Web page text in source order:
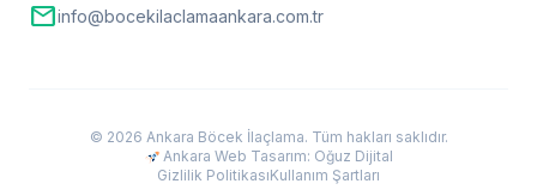
mailinfo@bocekilaclamaankara.com.tr
© 2026 Ankara Böcek İlaçlama. Tüm hakları saklıdır.
Ankara Web Tasarım: Oğuz Dijital
Gizlilik PolitikasıKullanım Şartları